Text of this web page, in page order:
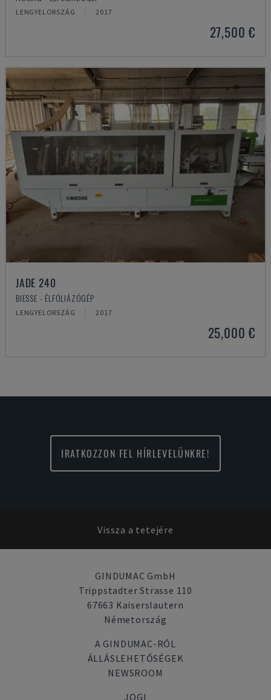
LENGYELORSZÁG 2017
27,500 €
JADE 240
BIESSE - ÉLFÓLIÁZÓGÉP
LENGYELORSZÁG 2017
25,000 €
IRATKOZZON FEL HÍRLEVELÜNKRE!
Vissza a tetejére
GINDUMAC GmbH
Trippstadter Strasse 110
67663 Kaiserslautern
Németország
A GINDUMAC-RÓL
ÁLLÁSLEHETŐSÉGEK
NEWSROOM
JOGI